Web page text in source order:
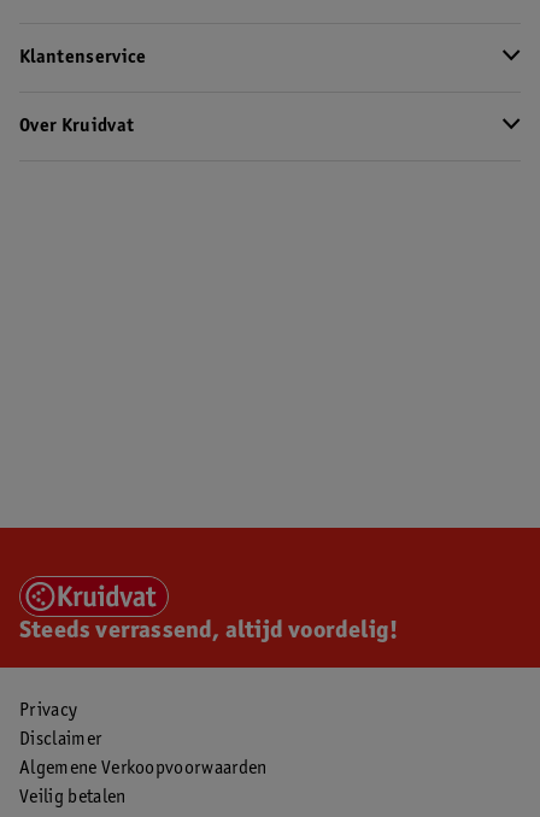
Klantenservice
Over Kruidvat
Steeds verrassend, altijd voordelig!
Privacy
Disclaimer
Algemene Verkoopvoorwaarden
Veilig betalen